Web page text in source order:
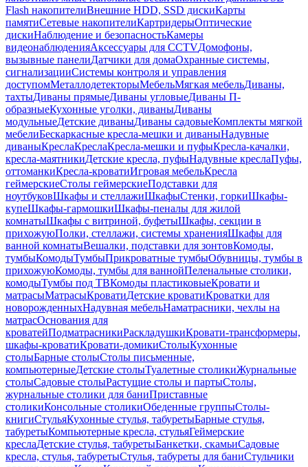
Flash накопителиВнешние HDD, SSD дискиКарты
памятиСетевые накопителиКартридерыОптические
дискиНаблюдение и безопасностьКамеры
видеонаблюденияАксессуары для CCTVДомофоны,
вызывные панелиДатчики для домаОхранные системы,
сигнализацииСистемы контроля и управления
доступомМеталлодетекторыМебельМягкая мебельДиваны,
тахтыДиваны прямыеДиваны угловыеДиваны П-
образныеКухонные уголки, диваныДиваны
модульныеДетские диваныДиваны садовыеКомплекты мягкой
мебелиБескаркасные кресла-мешки и диваныНадувные
диваныКреслаКреслаКресла-мешки и пуфыКресла-качалки,
кресла-маятникиДетские кресла, пуфыНадувные креслаПуфы,
оттоманкиКресла-кроватиИгровая мебельКресла
геймерскиеСтолы геймерскиеПодставки для
ноутбуковШкафы и стеллажиШкафыСтенки, горкиШкафы-
купеШкафы-гармошкиШкафы-пеналы для жилой
комнатыШкафы с витриной, буфетыШкафы, секции в
прихожуюПолки, стеллажи, системы храненияШкафы для
ванной комнатыВешалки, подставки для зонтовКомоды,
тумбыКомодыТумбыПрикроватные тумбыОбувницы, тумбы в
прихожуюКомоды, тумбы для ваннойПеленальные столики,
комодыТумбы под ТВКомоды пластиковыеКровати и
матрасыМатрасыКроватиДетские кроватиКроватки для
новорожденныхНадувная мебельНаматрасники, чехлы на
матрасОснования для
кроватейПодматрасникиРаскладушкиКровати-трансформеры,
шкафы-кроватиКровати-домикиСтолыКухонные
столыБарные столыСтолы письменные,
компьютерныеДетские столыТуалетные столикиЖурнальные
столыСадовые столыРастущие столы и партыСтолы,
журнальные столики для баниПриставные
столикиКонсольные столикиОбеденные группыСтолы-
книгиСтульяКухонные стулья, табуретыБарные стулья,
табуретыКомпьютерные кресла, стульяГеймерские
креслаДетские стулья, табуретыБанкетки, скамьиСадовые
кресла, стулья, табуретыСтулья, табуреты для баниСтульчики